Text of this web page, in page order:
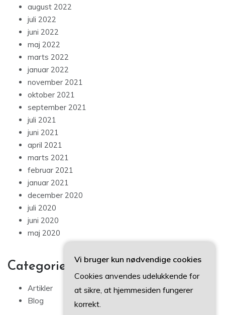
august 2022
juli 2022
juni 2022
maj 2022
marts 2022
januar 2022
november 2021
oktober 2021
september 2021
juli 2021
juni 2021
april 2021
marts 2021
februar 2021
januar 2021
december 2020
juli 2020
juni 2020
maj 2020
Categories
Artikler
Blog
Vi bruger kun nødvendige cookies
Cookies anvendes udelukkende for
at sikre, at hjemmesiden fungerer
korrekt.